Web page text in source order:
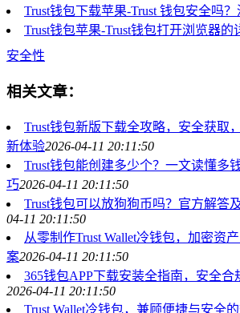
Trust钱包下载苹果-Trust 钱包安全吗
Trust钱包苹果-Trust钱包打开浏览器的
安全性
相关文章：
Trust钱包新版下载全攻略，安全获取
新体验2026-04-11 20:11:50
Trust钱包能创建多少个？一文读懂多
巧2026-04-11 20:11:50
Trust钱包可以放狗狗币吗？官方解答
04-11 20:11:50
从零制作Trust Wallet冷钱包，加密资
案2026-04-11 20:11:50
365钱包APP下载安装全指南，安全
2026-04-11 20:11:50
Trust Wallet冷钱包，兼顾便捷与安全